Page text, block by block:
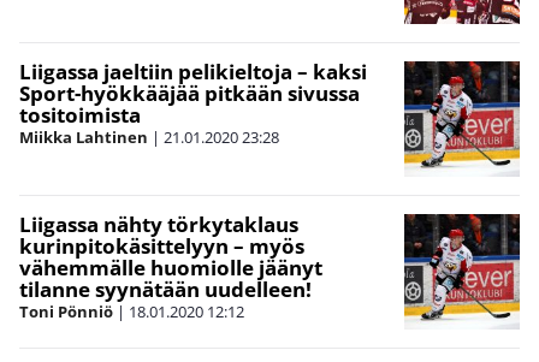
Liigassa jaeltiin pelikieltoja – kaksi
Sport-hyökkääjää pitkään sivussa
tositoimista
Miikka Lahtinen | 21.01.202023:28
Liigassa nähty törkytaklaus
kurinpitokäsittelyyn – myös
vähemmälle huomiolle jäänyt
tilanne syynätään uudelleen!
Toni Pönniö | 18.01.2020 12:12